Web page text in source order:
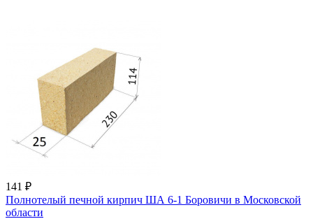
141 ₽
Полнотелый печной кирпич ША 6-1 Боровичи в Московской
области